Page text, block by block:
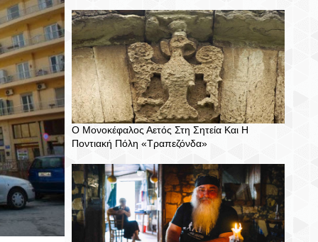
Ο Μονοκέφαλος Αετός Στη Σητεία Και Η
Ποντιακή Πόλη «Τραπεζόνδα»